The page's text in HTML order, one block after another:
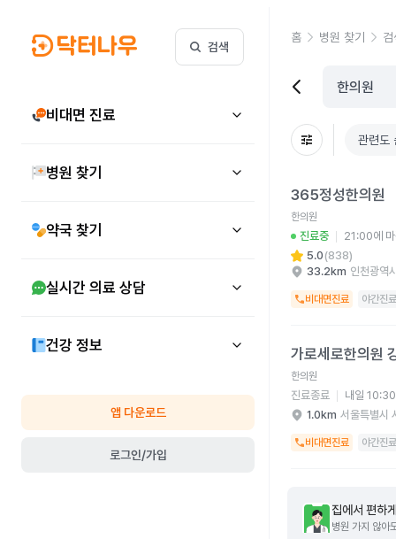
검색
비대면 진료
병원 찾기
약국 찾기
실시간 의료 상담
건강 정보
앱 다운로드
로그인/가입
홈 병원 찾기
관련도
365정성한의원
한의원
진료중
21:00에
5.0 (838)
33.2km 인천광역
비대면진료 야간진료
가로세로한의원
한의원
진료종료
내일
1.0km 서울특별시
비대면진료 야간진료
집에서 편하
병원 가지 않아